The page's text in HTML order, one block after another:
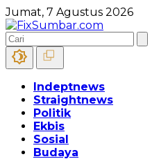
Jumat, 7 Agustus 2026
Indeptnews
Straightnews
Politik
Ekbis
Sosial
Budaya